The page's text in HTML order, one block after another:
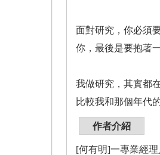
面對研究，你必須
你，最後是要抱著
我做研究，其實都
比較我和那個年代
作者介紹
[何有明]一專業經